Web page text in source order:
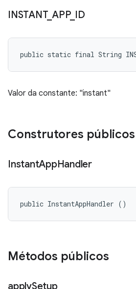
INSTANT_ APP_ ID
public static final String
Valor da constante: "instant"
Construtores públicos
InstantAppHandler
public InstantAppHandler ()
Métodos públicos
applySetup